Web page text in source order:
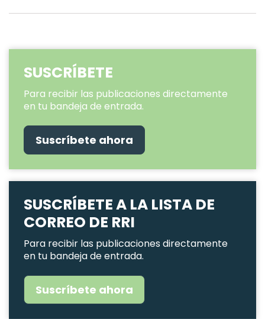
SUSCRÍBETE
Para recibir las publicaciones directamente
en tu bandeja de entrada.
Suscríbete ahora
SUSCRÍBETE A LA LISTA DE
CORREO DE RRI
Para recibir las publicaciones directamente
en tu bandeja de entrada.
Suscríbete ahora